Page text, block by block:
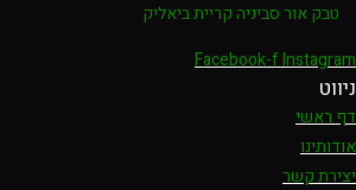
טבק אור סביניה קריית ביאליק
Facebook-fInstagram
ניווט
דף ראשי
אודותינו
יצירת קשר